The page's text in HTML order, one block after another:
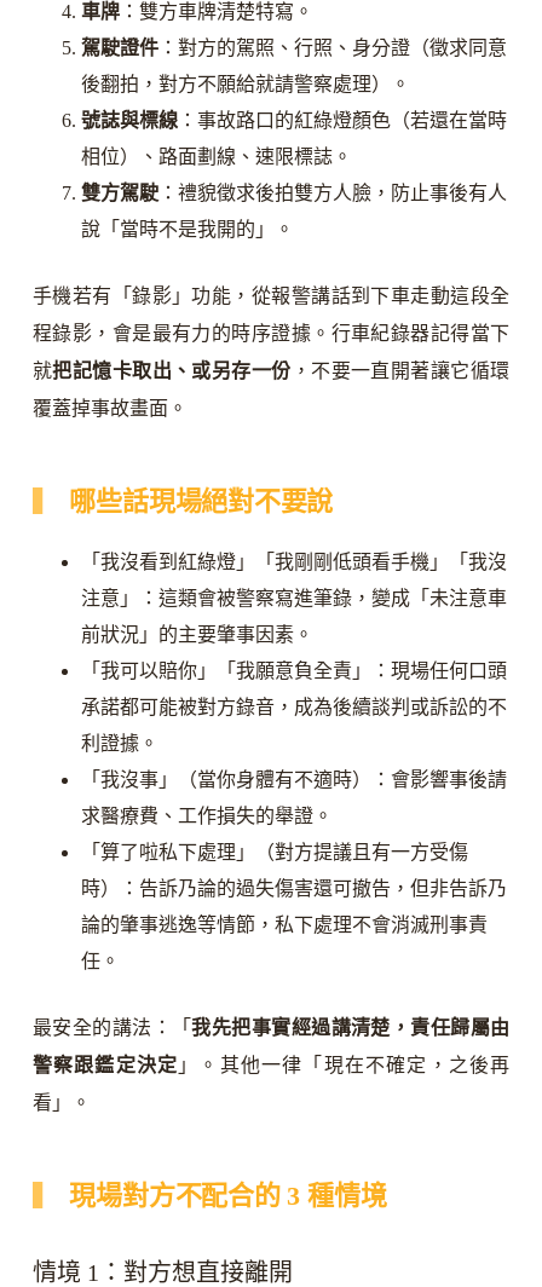
車牌：雙方車牌清楚特寫。
駕駛證件：對方的駕照、行照、身分證（徵求同意
後翻拍，對方不願給就請警察處理）。
號誌與標線：事故路口的紅綠燈顏色（若還在當時
相位）、路面劃線、速限標誌。
雙方駕駛：禮貌徵求後拍雙方人臉，防止事後有人
說「當時不是我開的」。
手機若有「錄影」功能，從報警講話到下車走動這段全
程錄影，會是最有力的時序證據。行車紀錄器記得當下
就把記憶卡取出、或另存一份 ，不要一直開著讓它循環
覆蓋掉事故畫面。
哪些話現場絕對不要說
「我沒看到紅綠燈」「我剛剛低頭看手機」「我沒
注意」：這類會被警察寫進筆錄，變成「未注意車
前狀況」的主要肇事因素。
「我可以賠你」「我願意負全責」：現場任何口頭
承諾都可能被對方錄音，成為後續談判或訴訟的不
利證據。
「我沒事」（當你身體有不適時）：會影響事後請
求醫療費、工作損失的舉證。
「算了啦私下處理」（對方提議且有一方受傷
時）：告訴乃論的過失傷害還可撤告，但非告訴乃
論的肇事逃逸等情節，私下處理不會消滅刑事責
任。
最安全的講法：「我先把事實經過講清楚，責任歸屬由
警察跟鑑定決定 」。其他一律「現在不確定，之後再
看」。
現場對方不配合的 3 種情境
情境 1：對方想直接離開